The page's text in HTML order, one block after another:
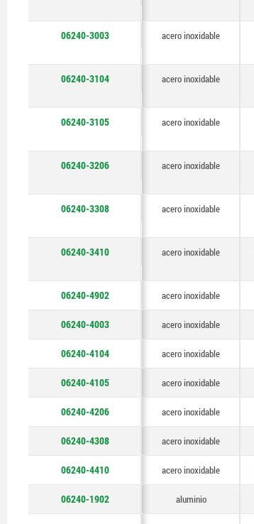
06240-3003 acero inoxidable
06240-3104 acero inoxidable
06240-3105 acero inoxidable
06240-3206 acero inoxidable
06240-3308 acero inoxidable
06240-3410 acero inoxidable
06240-4902 acero inoxidable
06240-4003 acero inoxidable
06240-4104 acero inoxidable
06240-4105 acero inoxidable
06240-4206 acero inoxidable
06240-4308 acero inoxidable
06240-4410 acero inoxidable
06240-1902 aluminio